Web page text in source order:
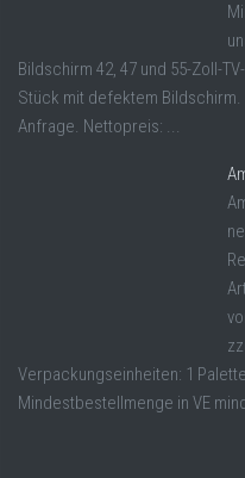
Bildschirm 42, 47 und 55-Zoll-
Stück mit defektem Bildschirm.
Anfrage. Nettopreis: ...
Verpackungseinheiten: 1
Mindestbestellmenge in VE